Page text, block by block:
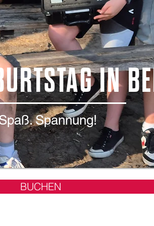
IN
Spannung!
BUCHEN